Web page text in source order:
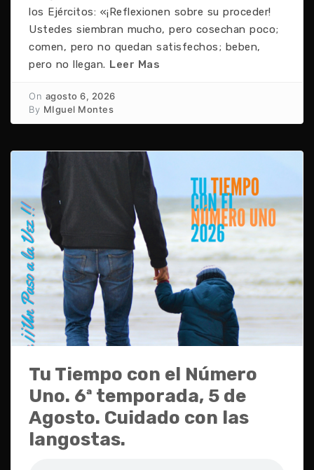
los Ejércitos: «¡Reflexionen sobre su proceder!
Ustedes siembran mucho, pero cosechan poco;
comen, pero no quedan satisfechos; beben,
pero no llegan. Leer Mas
On agosto 6, 2026
By MIguel Montes
Tu Tiempo con el Número
Uno. 6ª temporada, 5 de
Agosto. Cuidado con las
langostas.